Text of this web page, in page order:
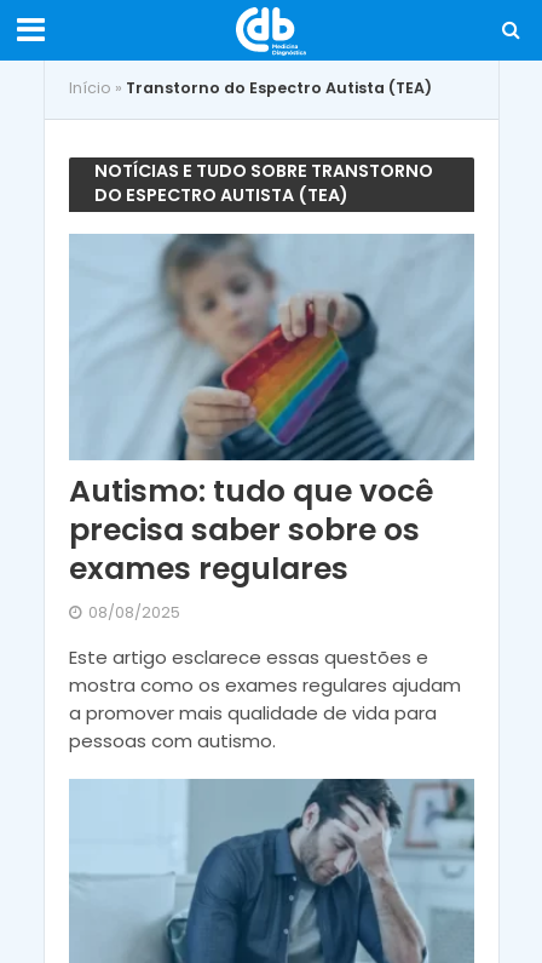
Início » Transtorno do Espectro Autista (TEA)
NOTÍCIAS E TUDO SOBRE TRANSTORNO
DO ESPECTRO AUTISTA (TEA)
Autismo: tudo que você
precisa saber sobre os
exames regulares
08/08/2025
Este artigo esclarece essas questões e
mostra como os exames regulares ajudam
a promover mais qualidade de vida para
pessoas com autismo.